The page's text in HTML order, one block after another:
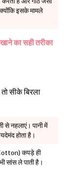
इसके मामले
का सही तरीका
सीके बिरला
से नहलाएं। पानी में
होता है।
कपड़े ही
सांस ले पाती है।